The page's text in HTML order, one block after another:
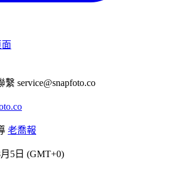
面
繫 service@snapfoto.co
老喬報
5日 (GMT+0)